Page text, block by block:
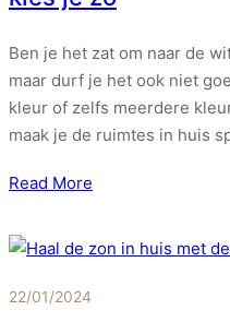
Ben je het zat om naar de
maar durf je het ook niet
kleur of zelfs meerdere
maak je de ruimtes in huis
Read More
22/01/2024